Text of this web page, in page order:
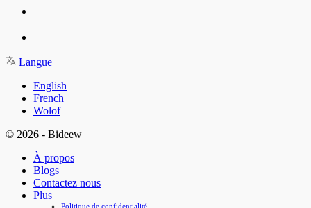
Langue
English
French
Wolof
© 2026 - Bideew
À propos
Blogs
Contactez nous
Plus
Politique de confidentialité